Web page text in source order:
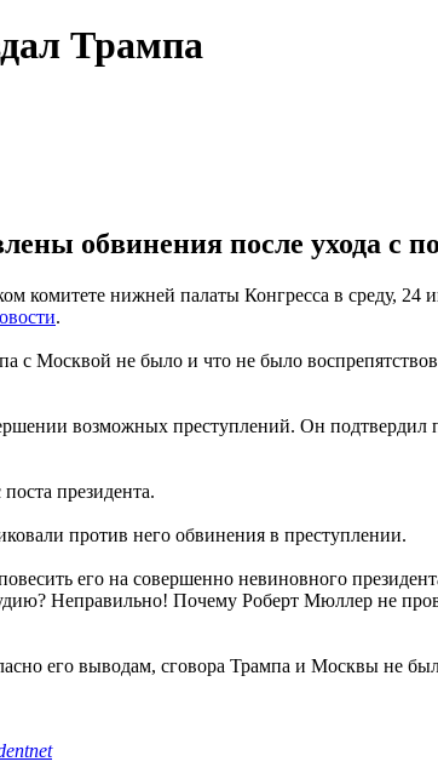
Трампа
обвинения после ухода с
нижней палаты Конгресса в среду, 24
.
Москвой не было и что не было
возможных преступлений. Он подтвердил
президента.
против него обвинения в преступлении.
его на совершенно невиновного
Неправильно! Почему Роберт Мюллер не
его выводам, сговора Трампа и Москвы не